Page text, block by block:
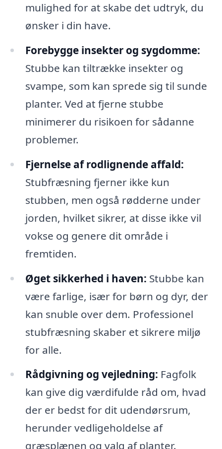
mulighed for at skabe det udtryk, du
ønsker i din have.
Forebygge insekter og sygdomme:
Stubbe kan tiltrække insekter og
svampe, som kan sprede sig til sunde
planter. Ved at fjerne stubbe
minimerer du risikoen for sådanne
problemer.
Fjernelse af rodlignende affald:
Stubfræsning fjerner ikke kun
stubben, men også rødderne under
jorden, hvilket sikrer, at disse ikke vil
vokse og genere dit område i
fremtiden.
Øget sikkerhed i haven: Stubbe kan
være farlige, især for børn og dyr, der
kan snuble over dem. Professionel
stubfræsning skaber et sikrere miljø
for alle.
Rådgivning og vejledning: Fagfolk
kan give dig værdifulde råd om, hvad
der er bedst for dit udendørsrum,
herunder vedligeholdelse af
græsplænen og valg af planter.